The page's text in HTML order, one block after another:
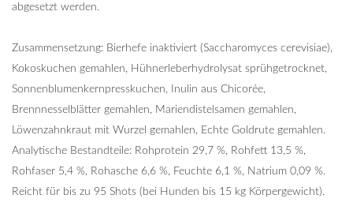
abgesetzt werden.
Zusammensetzung: Bierhefe inaktiviert (Saccharomyces cerevisiae),
Kokoskuchen gemahlen, Hühnerleberhydrolysat sprühgetrocknet,
Sonnenblumenkernpresskuchen, Inulin aus Chicorée,
Brennnesselblätter gemahlen, Mariendistelsamen gemahlen,
Löwenzahnkraut mit Wurzel gemahlen, Echte Goldrute gemahlen.
Analytische Bestandteile: Rohprotein 29,7 %, Rohfett 13,5 %,
Rohfaser 5,4 %, Rohasche 6,6 %, Feuchte 6,1 %, Natrium 0,09 %.
Reicht für bis zu 95 Shots (bei Hunden bis 15 kg Körpergewicht).